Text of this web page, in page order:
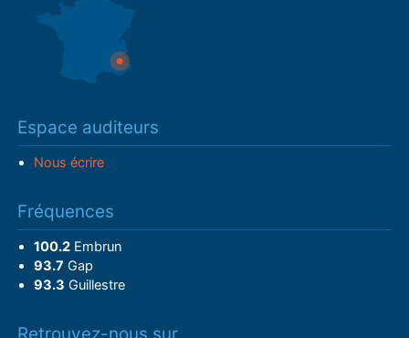
Espace auditeurs
Nous écrire
Fréquences
100.2Embrun
93.7 Gap
93.3 Guillestre